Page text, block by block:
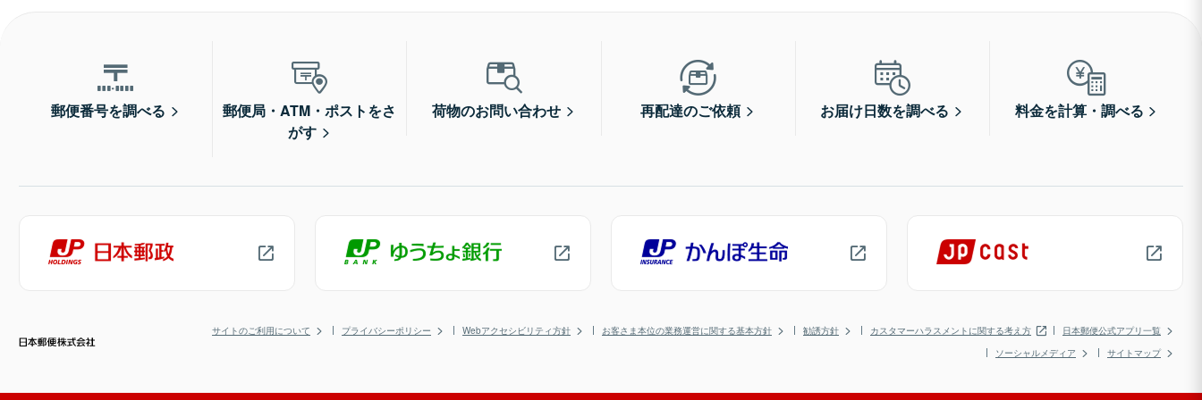
郵便番号を調べる
郵便局・ATM・ポストをさ
がす
荷物のお問い合わせ 再配達のご依頼 お届け日数を調べる 料金を計算・調べる
サイトのご利用について プライバシーポリシー Webアクセシビリティ方針 お客さま本位の業務運営に関する基本方針 勧誘方針 カスタマーハラスメントに関する考え方
日本郵便公式アプリ一覧
ソーシャルメディア
サイトマップ